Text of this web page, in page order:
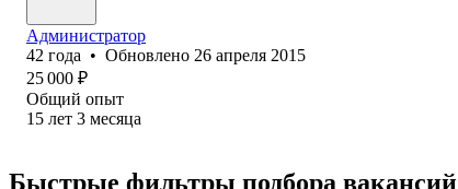
Администратор
42 года • Обновлено 26 апреля 2015
25 000 ₽
Общий опыт
15 лет 3 месяца
Быстрые фильтры подбора вакансий